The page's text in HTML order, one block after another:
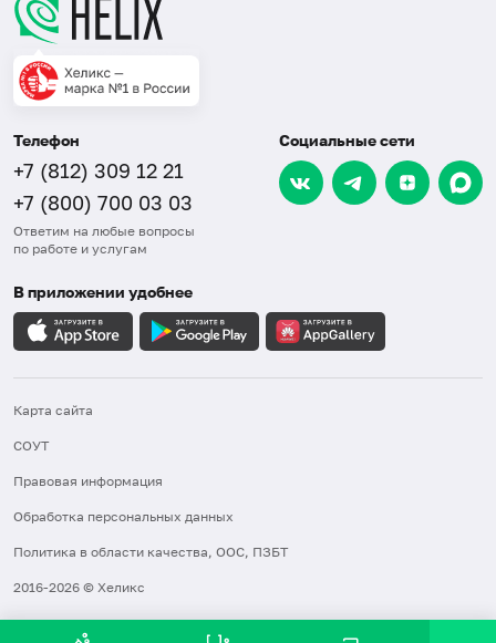
Телефон
+7 (812) 309 12 21
+7 (800) 700 03 03
Ответим на любые вопросы
по работе и услугам
Социальные сети
В приложении удобнее
Карта сайта
СОУТ
Правовая информация
Обработка персональных данных
Политика в области качества, ООС, ПЗБТ
2016-2026 © Хеликс